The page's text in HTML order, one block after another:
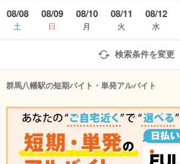
08/08
土
08/09
日
08/10
月
08/11
火
08/12
水
検索条件を変更
群馬八幡駅の短期バイト・単発アルバイト